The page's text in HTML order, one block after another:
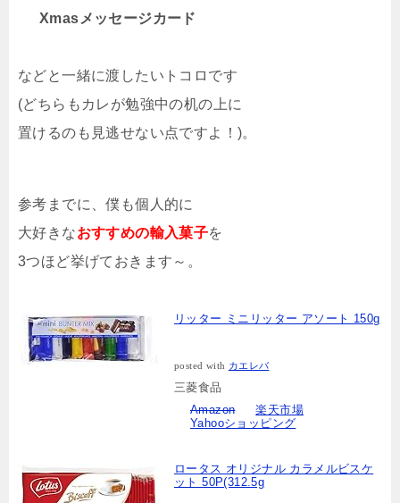
Xmasメッセージカード
などと一緒に渡したいトコロです
(どちらもカレが勉強中の机の上に
置けるのも見逃せない点ですよ！)。
参考までに、僕も個人的に
大好きなおすすめの輸入菓子を
3つほど挙げておきます～。
リッター ミニリッター アソート 150g
posted with カエレバ
三菱食品
Amazon
楽天市場
Yahooショッピング
ロータス オリジナル カラメルビスケ
ット 50P(312.5g